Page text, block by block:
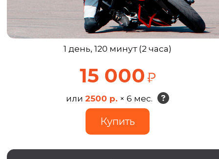
1 день, 120 минут (2 часа)
15 000
или 2500 р. × 6 мес.